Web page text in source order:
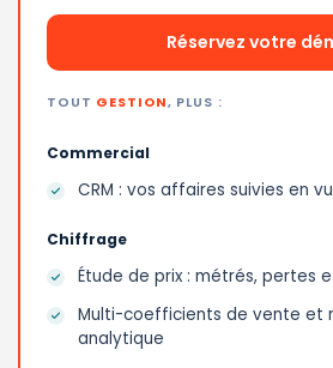
Réservez votre
TOUT GESTION, PLUS :
Commercial
CRM : vos affaires suivies en
Chiffrage
Étude de prix : métrés, pertes
Multi-coefficients de vente et
analytique